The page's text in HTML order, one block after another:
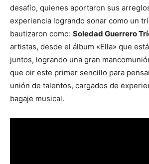
desafío, quienes aportaron sus
experiencia logrando sonar como un
bautizaron como: Soledad Guerrero
artistas, desde el álbum «Ella» que
juntos, logrando una gran
que oir este primer sencillo para
unión de talentos, cargados de
bagaje musical.